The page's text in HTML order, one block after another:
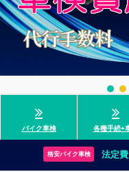
バイク車検 各種手続+
格安バイク車検 法定